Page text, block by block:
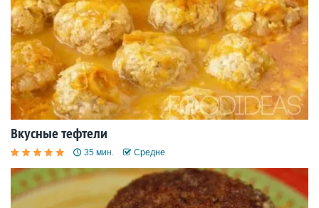
Вкусные тефтели
35 мин. Средне